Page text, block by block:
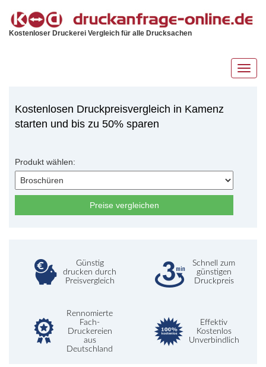
Kostenloser Druckerei Vergleich für alle Drucksachen
Kostenlosen Druckpreisvergleich in Kamenz
starten und bis zu 50% sparen
Produkt wählen:
Preise vergleichen
Günstig
drucken durch
Preisvergleich
Schnell zum
günstigen
Druckpreis
Rennomierte
Fach-
Druckereien
aus
Deutschland
Effektiv
Kostenlos
Unverbindlich